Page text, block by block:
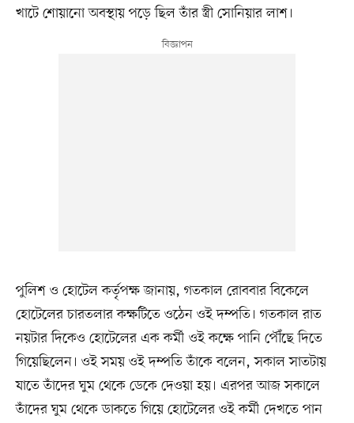
খাটে শোয়ানো অবস্থায় পড়ে ছিল তাঁর স্ত্রী সোনিয়ার লাশ।
পুলিশ ও হোটেল কর্তৃপক্ষ জানায়, গতকাল রোববার বিকেলে
হোটেলের চারতলার কক্ষটিতে ওঠেন ওই দম্পতি। গতকাল রাত
নয়টার দিকেও হোটেলের এক কর্মী ওই কক্ষে পানি পৌঁছে দিতে
গিয়েছিলেন। ওই সময় ওই দম্পতি তাঁকে বলেন, সকাল সাতটায়
যাতে তাঁদের ঘুম থেকে ডেকে দেওয়া হয়। এরপর আজ সকালে
তাঁদের ঘুম থেকে ডাকতে গিয়ে হোটেলের ওই কর্মী দেখতে পান